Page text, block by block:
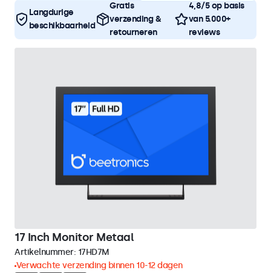
Langdurige
beschikbaarheid
Gratis
verzending &
retourneren
4,8/5 op basis
van 5.000+
reviews
17 Inch Monitor Metaal
Artikelnummer: 17HD7M
Verwachte verzending binnen 10-12 dagen